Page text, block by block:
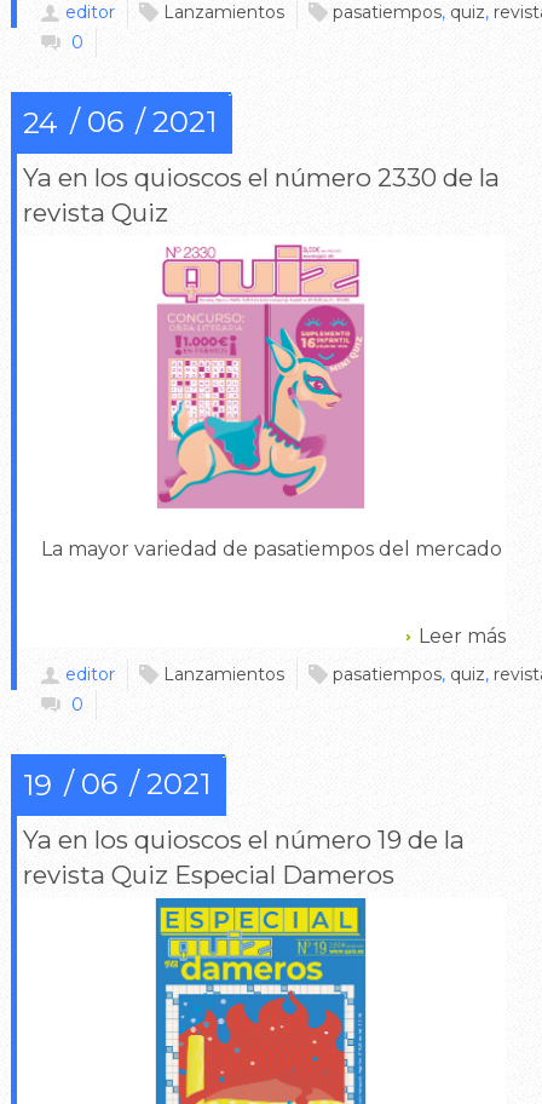
editor Lanzamientos pasatiempos, quiz,
0
24 06 2021
Ya en los quioscos el número 2330 de la
revista Quiz
La mayor variedad de pasatiempos del mercado
Leer más
editor Lanzamientos pasatiempos, quiz,
0
19 06 2021
Ya en los quioscos el número 19 de la
revista Quiz Especial Dameros